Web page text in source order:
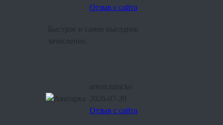
Отзыв с сайта
2026-07-30
Отзыв с сайта